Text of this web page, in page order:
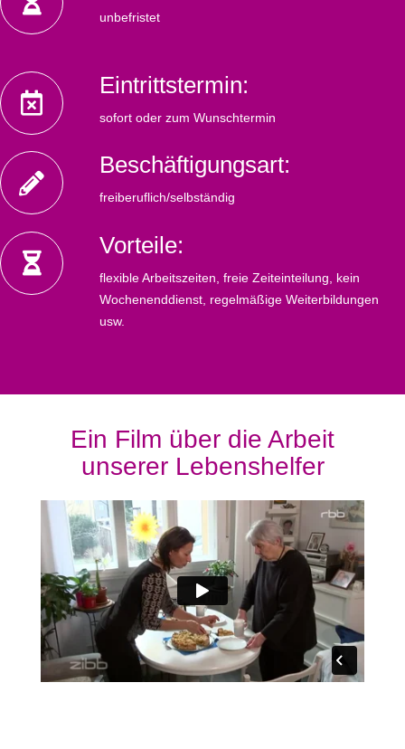
unbefristet
Eintrittstermin:
sofort oder zum Wunschtermin
Beschäftigungsart:
freiberuflich/selbständig
Vorteile:
flexible Arbeitszeiten, freie Zeiteinteilung, kein
Wochenenddienst, regelmäßige Weiterbildungen
usw.
Ein Film über die Arbeit
unserer Lebenshelfer